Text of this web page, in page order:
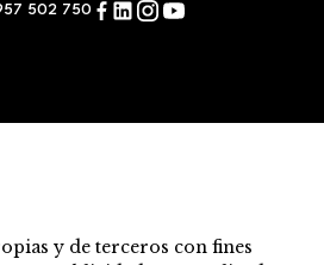
502 750
y de terceros con fines